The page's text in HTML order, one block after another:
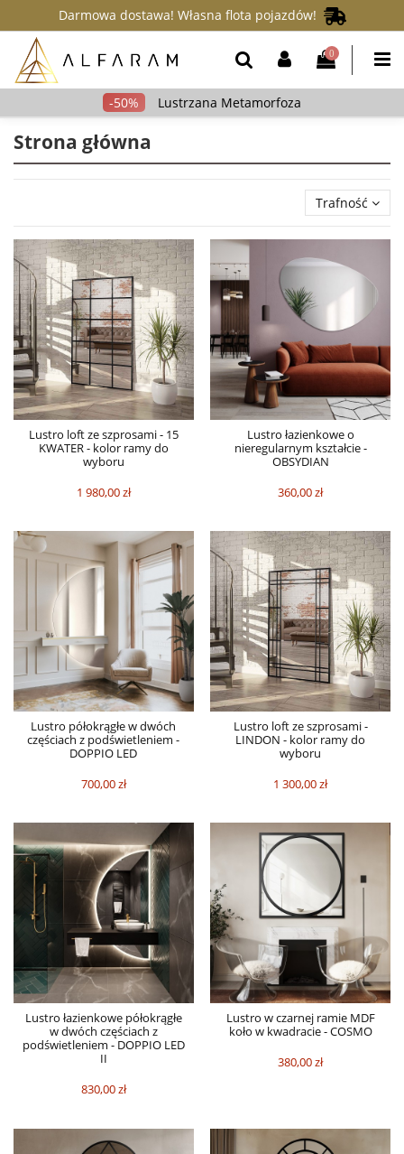
Darmowa dostawa! Własna flota pojazdów!
0
Lustrzana Metamorfoza
Strona główna
Trafność
Lustro loft ze szprosami - 15
KWATER - kolor ramy do
wyboru
1 980,00 zł
Lustro łazienkowe o
nieregularnym kształcie -
OBSYDIAN
360,00 zł
Lustro półokrągłe w dwóch
częściach z podświetleniem -
DOPPIO LED
700,00 zł
Lustro loft ze szprosami -
LINDON - kolor ramy do
wyboru
1 300,00 zł
Lustro łazienkowe półokrągłe
w dwóch częściach z
podświetleniem - DOPPIO LED
II
830,00 zł
Lustro w czarnej ramie MDF
koło w kwadracie - COSMO
380,00 zł